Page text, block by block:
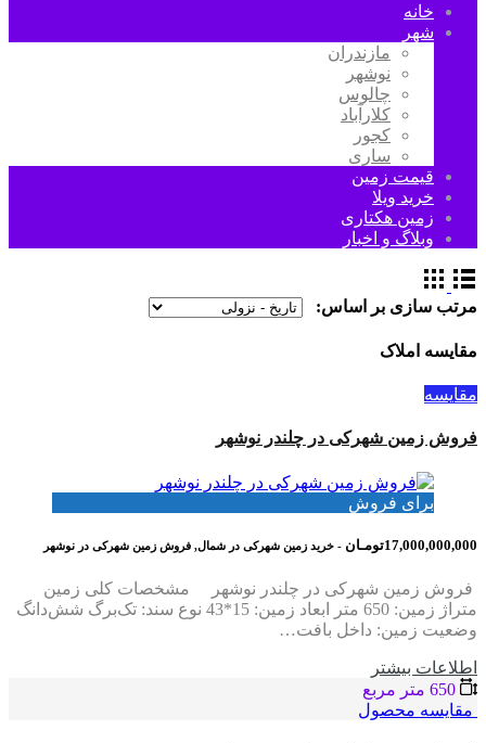
خانه
شهر
مازندران
نوشهر
چالوس
کلارآباد
کجور
ساری
قیمت زمین
خرید ویلا
زمین هکتاری
وبلاگ و اخبار
مرتب سازی بر اساس:
مقایسه املاک
مقایسه
فروش زمین شهرکی در چلندر نوشهر
برای فروش
17,000,000,000تومـان - خرید زمین شهرکی در شمال, فروش زمین شهرکی در نوشهر
فروش زمین شهرکی در چلندر نوشهر مشخصات کلی زمین
متراژ زمین: 650 متر ابعاد زمین: 15*43 نوع سند: تک‌برگ شش‌دانگ
وضعیت زمین: داخل بافت…
اطلاعات بيشتر
مقایسه محصول